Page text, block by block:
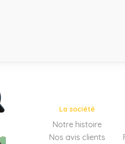
La société
Notre histoire
Nos avis clients